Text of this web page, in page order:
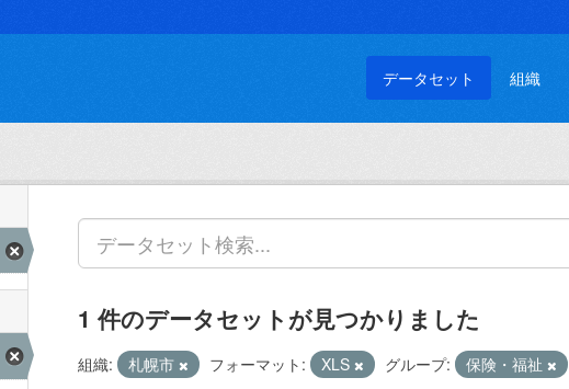
データセット 組織
1 件のデータセットが見つかりました
組織: 札幌市 フォーマット: XLS グループ: 保険・福祉